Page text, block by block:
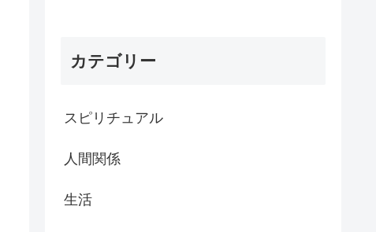
カテゴリー
スピリチュアル
人間関係
生活